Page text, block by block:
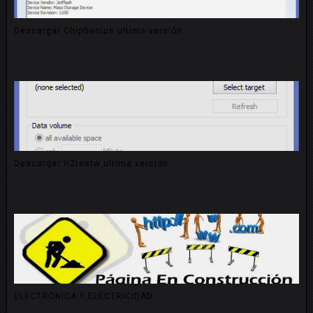
Descargar ChipGenius ultima versión
Descargar H2testw ultima verción
ELECTRONICA Y ELECTRICIDAD